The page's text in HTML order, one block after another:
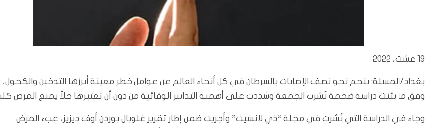
19 غشت، 2022
بغداد/المسلة: ينجم نحو نصف الإصابات بالسرطان في كل أنحاء العالم عن عوامل خطر معينة أبرزها التدخين والكحول،
وفق ما بيّنت دراسة ضخمة نُشرت الجمعة وشددت على أهمية التدابير الوقائية من دون أن تعتبرها حلاً يمنع المرض
وجاء في الدراسة التي نُشرت في مجلة “ذي لانسيت” وأجريت ضمن إطار تقرير غلوبال بوردن أوف ديزيز، عبء المرض